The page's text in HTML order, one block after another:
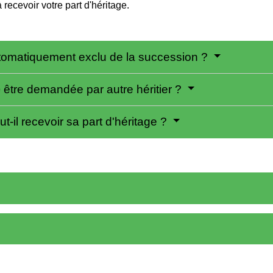
votre part d'héritage.
exclu de la succession ?
demandée par autre héritier ?
il recevoir sa part d'héritage ?